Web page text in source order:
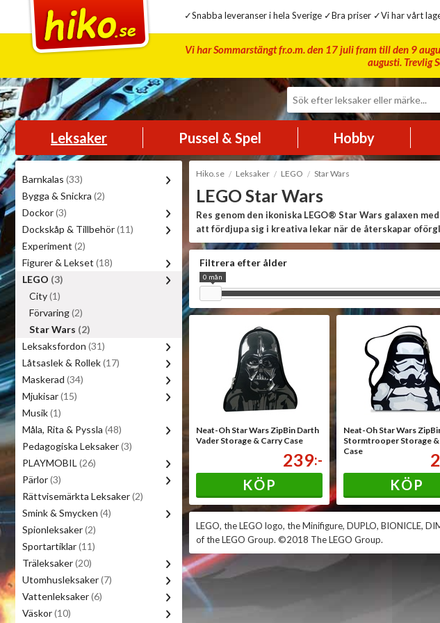
✓Snabba leveranser i hela Sverige ✓Bra priser ✓Vi har vårt
Vi har Sommarstängt fr.o.m. den 17 juli fram till den 9
augusti. Trevlig
Leksaker Pussel & Spel Hobby
Barnkalas (33)
Bygga & Snickra (2)
Dockor(3)
Dockskåp & Tillbehör(11)
Experiment (2)
Figurer & Lekset (18)
LEGO (3)
City(1)
Förvaring(2)
Star Wars (2)
Leksaksfordon (31)
Låtsaslek & Rollek(17)
Maskerad (34)
Mjukisar(15)
Musik(1)
Måla, Rita & Pyssla (48)
Pedagogiska Leksaker(3)
PLAYMOBIL (26)
Pärlor(3)
Rättvisemärkta Leksaker(2)
Smink & Smycken (4)
Spionleksaker(2)
Sportartiklar(11)
Träleksaker(20)
Utomhusleksaker(7)
Vattenleksaker(6)
Väskor(10)
Hiko.se Leksaker LEGO Star Wars
LEGO Star Wars
Res genom den ikoniska LEGO® Star Wars galaxen
att fördjupa sig i kreativa lekar när de återskapar
ont-strider med en dos LEGO humor.
Filtrera efter ålder
0 mån
Neat-Oh Star Wars ZipBin Darth
Vader Storage & Carry Case
239:-
KÖP
Neat-Oh Star Wars
Stormtrooper Storage
Case
KÖP
LEGO, the LEGO logo, the Minifigure, DUPLO, BIONICLE,
of the LEGO Group. ©2018 The LEGO Group.